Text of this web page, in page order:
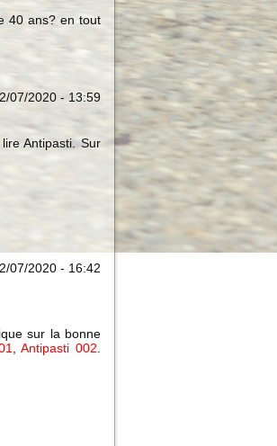
40 ans? en tout
07/2020 - 13:59
Antipasti. Sur
07/2020 - 16:42
sur la bonne
,Antipasti 002